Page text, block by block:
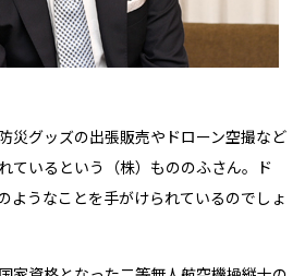
災グッズの出張販売やドローン空撮など
ているという（株）もののふさん。ド
ようなことを手がけられているのでしょ